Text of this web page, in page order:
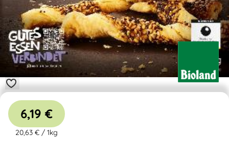
6,19 €
20,63 € / 1kg